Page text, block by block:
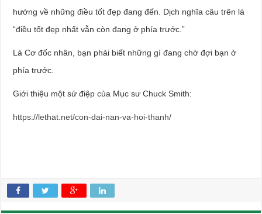
hướng về những điều tốt đẹp đang đến. Dịch nghĩa câu trên là
“điều tốt đẹp nhất vẫn còn đang ở phía trước.”
Là Cơ đốc nhân, bạn phải biết những gì đang chờ đợi bạn ở
phía trước.
Giới thiệu một sứ điệp của Mục sư Chuck Smith:
https://lethat.net/con-dai-nan-va-hoi-thanh/